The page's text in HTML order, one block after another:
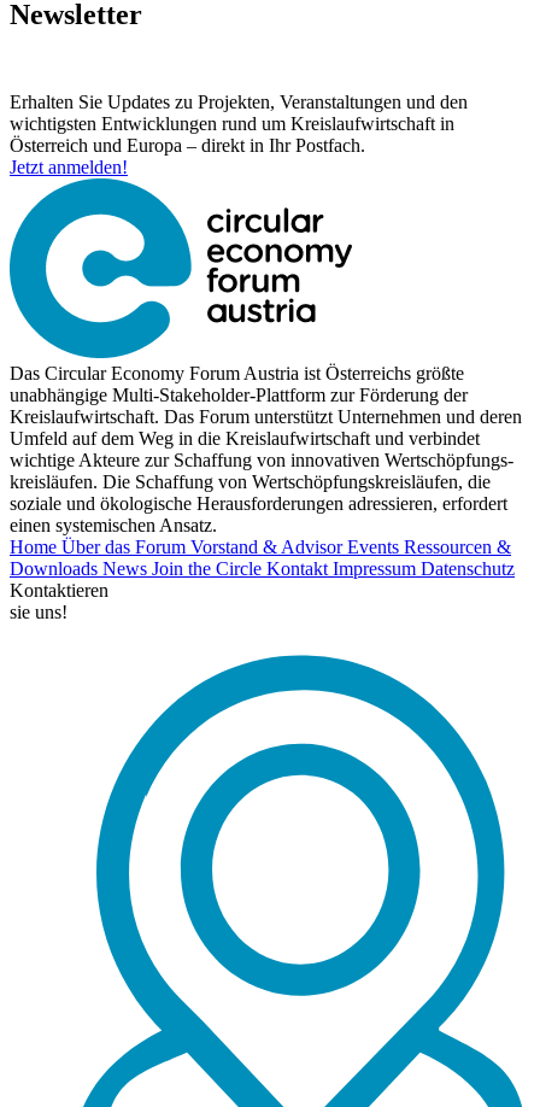
Newsletter
Erhalten Sie Updates zu Projekten, Veranstaltungen und den
wichtigsten Entwicklungen rund um Kreislaufwirtschaft in
Österreich und Europa – direkt in Ihr Postfach.
Jetzt anmelden!
Das Circular Economy Forum Austria ist Österreichs größte
unabhängige Multi-Stakeholder-Plattform zur Förderung der
Kreislaufwirtschaft. Das Forum unterstützt Unternehmen und deren
Umfeld auf dem Weg in die Kreislaufwirtschaft und verbindet
wichtige Akteure zur Schaffung von innovativen Wertschöpfungs-
kreisläufen. Die Schaffung von Wertschöpfungskreisläufen, die
soziale und ökologische Herausforderungen adressieren, erfordert
einen systemischen Ansatz.
Home Über das Forum Vorstand & AdvisorEvents Ressourcen &
Downloads News Join the Circle Kontakt Impressum Datenschutz
Kontaktieren
sie uns!